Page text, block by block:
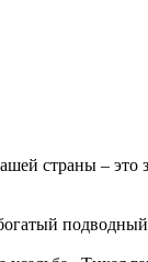
страны –